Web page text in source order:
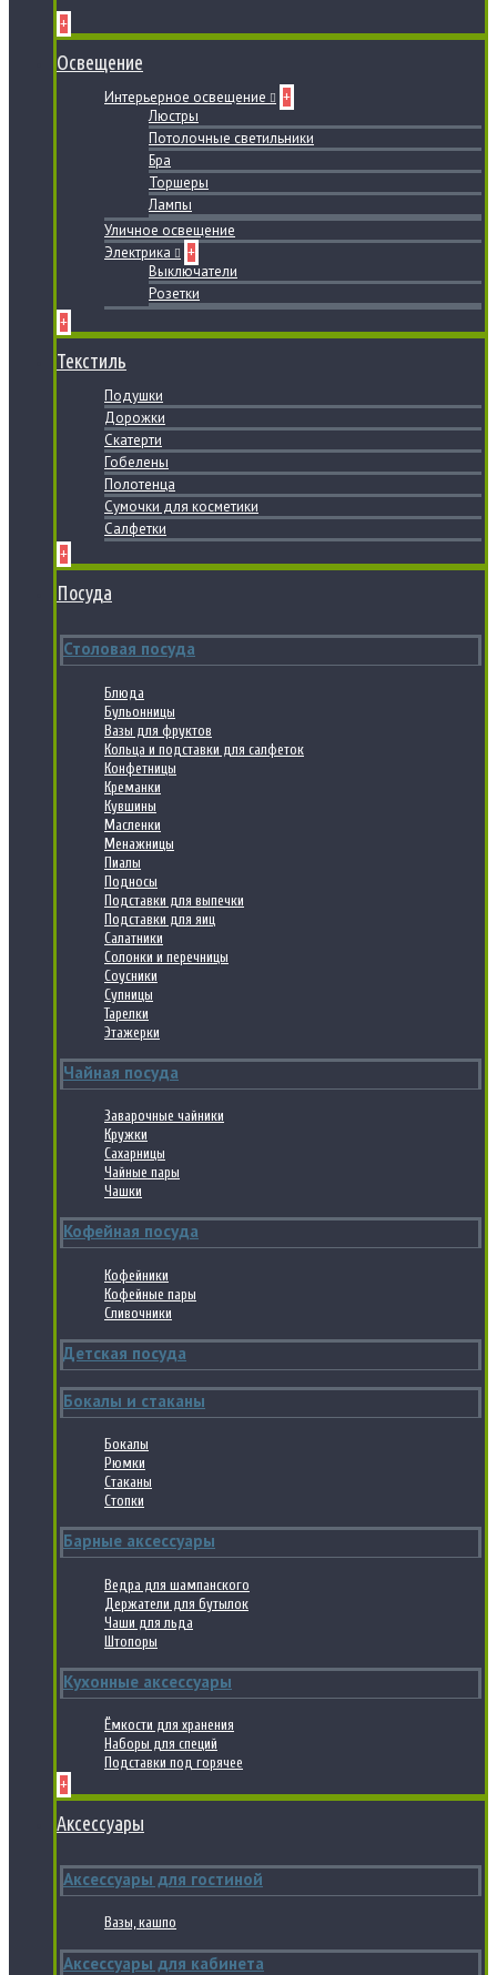
+
Освещение
Интерьерное освещение
+
Люстры
Потолочные светильники
Бра
Торшеры
Лампы
Уличное освещение
Электрика
+
Выключатели
Розетки
+
Текстиль
Подушки
Дорожки
Скатерти
Гобелены
Полотенца
Сумочки для косметики
Салфетки
+
Посуда
Столовая посуда
Блюда
Бульонницы
Вазы для фруктов
Кольца и подставки для салфеток
Конфетницы
Креманки
Кувшины
Масленки
Менажницы
Пиалы
Подносы
Подставки для выпечки
Подставки для яиц
Салатники
Солонки и перечницы
Соусники
Супницы
Тарелки
Этажерки
Чайная посуда
Заварочные чайники
Кружки
Сахарницы
Чайные пары
Чашки
Кофейная посуда
Кофейники
Кофейные пары
Сливочники
Детская посуда
Бокалы и стаканы
Бокалы
Рюмки
Стаканы
Стопки
Барные аксессуары
Ведра для шампанского
Держатели для бутылок
Чаши для льда
Штопоры
Кухонные аксессуары
Ёмкости для хранения
Наборы для специй
Подставки под горячее
+
Аксессуары
Аксессуары для гостиной
Вазы, кашпо
Аксессуары для кабинета